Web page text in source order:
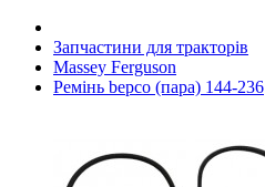
Запчастини для тракторів
Massey Ferguson
Ремінь bepco (пара) 144-236